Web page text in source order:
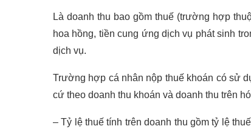
Là doanh thu bao gồm thuế (trường hợp
hoa hồng, tiền cung ứng dịch vụ phát sinh
dịch vụ.
Trường hợp cá nhân nộp thuế khoán có sử
cứ theo doanh thu khoán và doanh thu trên
– Tỷ lệ thuế tính trên doanh thu gồm tỷ lệ